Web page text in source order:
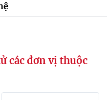
các đơn vị thuộc